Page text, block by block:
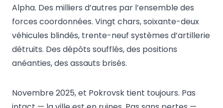
Alpha. Des milliers d’autres par l’ensemble des
forces coordonnées. Vingt chars, soixante-deux
véhicules blindés, trente-neuf systèmes d’artillerie
détruits. Des dépôts soufflés, des positions
anéanties, des assauts brisés.
Novembre 2025, et Pokrovsk tient toujours. Pas